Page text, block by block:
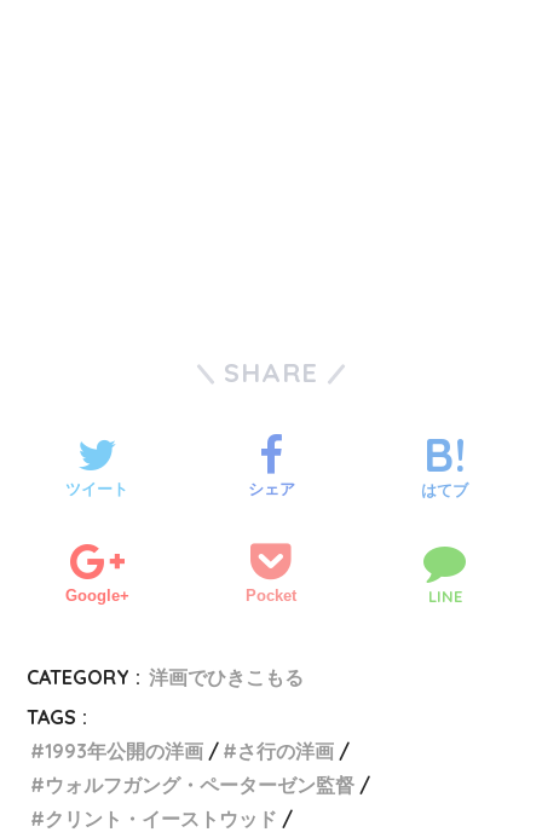
SHARE
ツイート シェア はてブ
Google+ Pocket LINE
CATEGORY : 洋画でひきこもる
TAGS :
1993年公開の洋画
さ行の洋画
ウォルフガング・ペーターゼン監督
クリント・イーストウッド